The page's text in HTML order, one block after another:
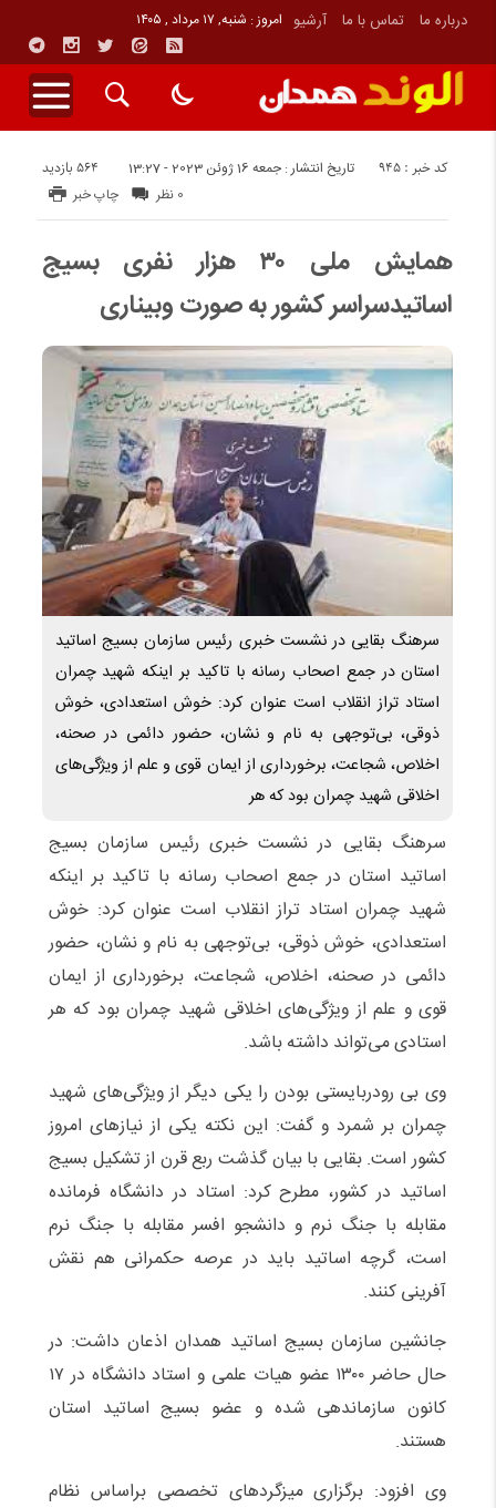
درباره ما تماس با ما آرشیو امروز : شنبه, ۱۷ مرداد , ۱۴۰۵
تاریخ انتشار : جمعه 16 ژوئن 2023 - 13:27 564 بازدید کد خبر : 945
چاپ خبر 0 نظر
همایش ملی ۳۰ هزار نفری بسیج
اساتیدسراسر کشور به صورت وبیناری
سرهنگ بقایی در نشست خبری رئیس سازمان بسیج اساتید
استان در جمع اصحاب رسانه با تاکید بر اینکه شهید چمران
استاد تراز انقلاب است عنوان کرد: خوش استعدادی، خوش
ذوقی، بی‌توجهی به نام و نشان، حضور دائمی در صحنه،
اخلاص، شجاعت، برخورداری از ایمان قوی و علم از ویژگی‌های
اخلاقی شهید چمران بود که هر
سرهنگ بقایی در نشست خبری رئیس سازمان بسیج
اساتید استان در جمع اصحاب رسانه با تاکید بر اینکه
شهید چمران استاد تراز انقلاب است عنوان کرد: خوش
استعدادی، خوش ذوقی، بی‌توجهی به نام و نشان، حضور
دائمی در صحنه، اخلاص، شجاعت، برخورداری از ایمان
قوی و علم از ویژگی‌های اخلاقی شهید چمران بود که هر
استادی می‌تواند داشته باشد.
وی بی رودربایستی بودن را یکی دیگر از ویژگی‌های شهید
چمران بر شمرد و گفت: این نکته یکی از نیازهای امروز
کشور است. بقایی با بیان گذشت ربع قرن از تشکیل بسیج
اساتید در کشور، مطرح کرد: استاد در دانشگاه فرمانده
مقابله با جنگ نرم و دانشجو افسر مقابله با جنگ نرم
است، گرچه اساتید باید در عرصه‌ حکمرانی هم نقش
آفرینی کنند.
جانشین سازمان بسیج اساتید همدان اذعان داشت: در
حال حاضر ۱۳۰۰ عضو هیات علمی و استاد دانشگاه در ۱۷
کانون سازماندهی شده و عضو بسیج اساتید استان
هستند.
وی افزود: برگزاری میزگردهای تخصصی براساس نظام